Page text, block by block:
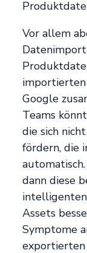
Vor allem
Google
Teams
die sich
fördern, die
dann diese
Assets
Symptome
exportierten